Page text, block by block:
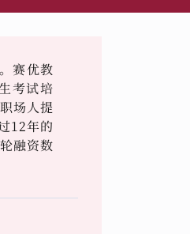
赛优教
考试培
场人提
12年的
融资数